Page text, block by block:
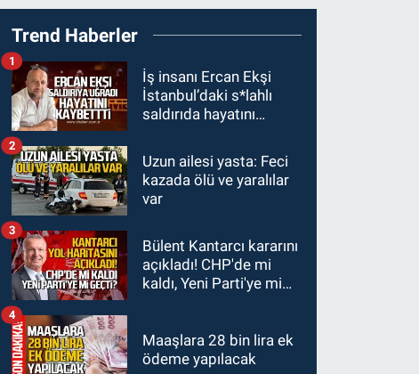
19:27Çaycuma
ırmağında görüldü:
yaşadı
GÜNDEM
19:12TMO kabuklu
fındık alım fiyatlarını
GÜNDEM
18:52Zonguldak'ta
pitbul köpek anne ve
Tedavi altındalar
GÜNDEM
18:44Zonguldak'ta
araç yayaya çarptı: Ağır
altına alındı
Trend Haberler
İş insanı Ercan Ekşi
İstanbul’daki s*lahlı
saldırıda hayatını
1
Uzun ailesi yasta: Feci
kazada ölü ve yaralılar
var
2
Bülent Kantarcı kararını
açıkladı! CHP'de mi
kaldı, Yeni Parti'ye mi
3
Maaşlara 28 bin lira ek
ödeme yapılacak
4